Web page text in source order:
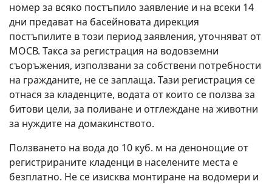
номер за всяко постъпило заявление и на всеки 14
дни предават на басейновата дирекция
постъпилите в този период заявления, уточняват от
МОСВ. Такса за регистрация на водовземни
съоръжения, използвани за собствени потребности
на гражданите, не се заплаща. Тази регистрация се
отнася за кладенците, водата от които се ползва за
битови цели, за поливане и отглеждане на животни
за нуждите на домакинството.
Ползването на вода до 10 куб. м на денонощие от
регистрираните кладенци в населените места е
безплатно. Не се изисква монтиране на водомери и